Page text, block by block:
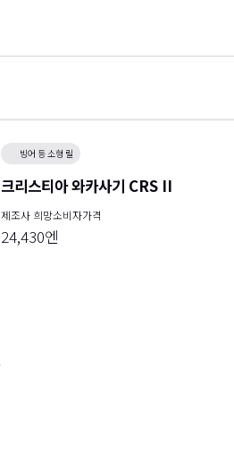
빙어 등 소형 릴
크리스티아 와카사기 CRS II
제조사 희망소비자가격
24,430엔